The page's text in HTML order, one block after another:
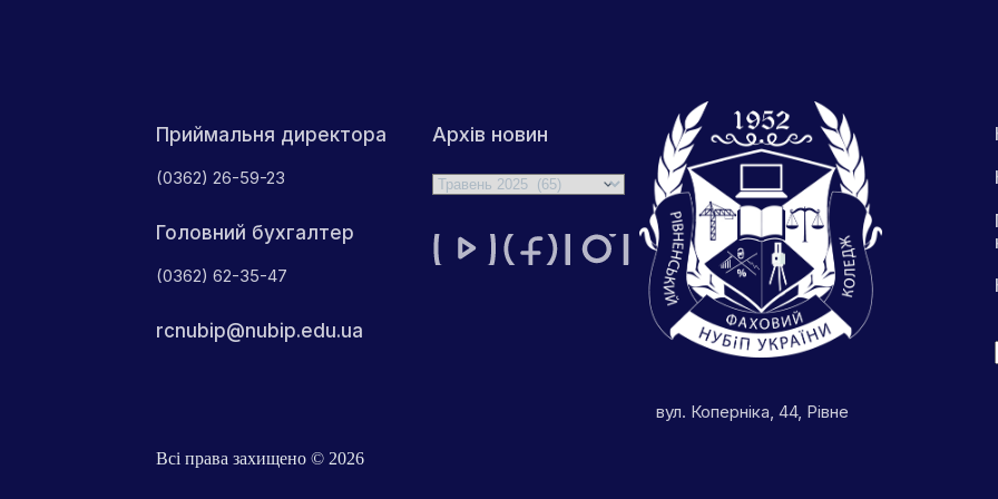
Приймальня директора
(0362) 26-59-23
Головний бухгалтер
(0362) 62-35-47
rcnubip@nubip.edu.ua
Архів новин
Архіви
вул. Коперніка, 44, Рівне
Всі права захищено © 2026